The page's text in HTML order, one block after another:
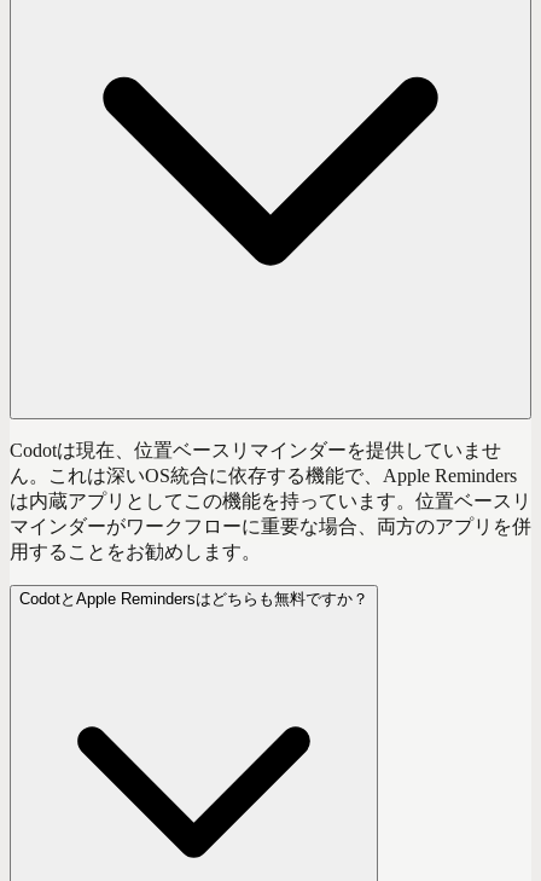
Codotは現在、位置ベースリマインダーを提供していませ
ん。これは深いOS統合に依存する機能で、Apple Reminders
は内蔵アプリとしてこの機能を持っています。位置ベースリ
マインダーがワークフローに重要な場合、両方のアプリを併
用することをお勧めします。
CodotとApple Remindersはどちらも無料ですか？